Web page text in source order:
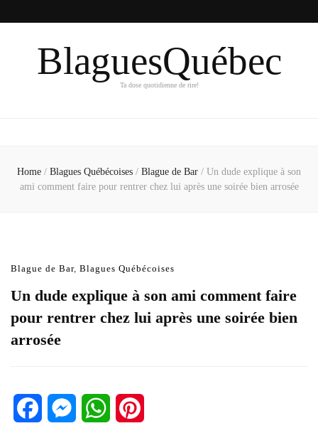
BlaguesQuébec
Ta dose quotidienne de rire!
Home / Blagues Québécoises / Blague de Bar / Un dude explique à son
ami comment faire pour rentrer chez lui après une soirée bien arrosée
Blague de Bar, Blagues Québécoises
Un dude explique à son ami comment faire
pour rentrer chez lui après une soirée bien
arrosée
FacebookMessengerWhatsApp